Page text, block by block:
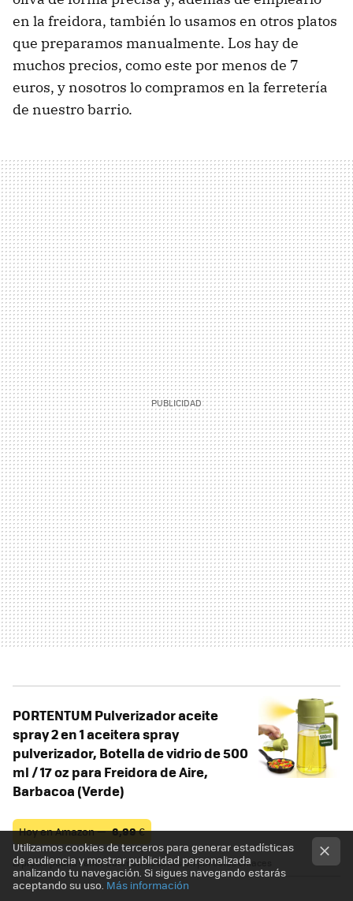
en la freidora, también lo usamos en otros platos
que preparamos manualmente. Los hay de
muchos precios, como este por menos de 7
euros, y nosotros lo compramos en la ferretería
de nuestro barrio.
PORTENTUM Pulverizador aceite
spray 2 en 1 aceitera spray
pulverizador, Botella de vidrio de 500
ml / 17 oz para Freidora de Aire,
Barbacoa (Verde)
Hoy en Amazon — 6,99€
El precio podría variar. Obtenemos comisión por estos enlaces
Utilizamos cookies de terceros para generar estadísticas
de audiencia y mostrar publicidad personalizada
analizando tu navegación. Si sigues navegando estarás
aceptando su uso. Más información